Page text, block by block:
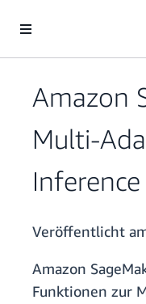
Überspringen zum
Amazon
Multi-
Veröffentlicht
Amazon
Funktionen zur